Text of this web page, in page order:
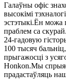
Галаўны офіс
высокімі
эстэтыкі.Ён можа
праблем са
24-гадовую
100 тысяч
прыгажосці з
Honkon.Мы
прадастаўляць